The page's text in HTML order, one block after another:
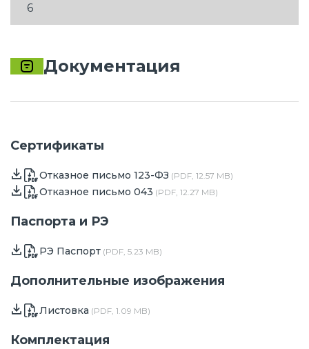
6
Документация
Сертификаты
Отказное письмо 123-ФЗ (PDF, 12.57 MB)
Отказное письмо 043 (PDF, 12.27 MB)
Паспорта и РЭ
РЭ Паспорт (PDF, 5.23 MB)
Дополнительные изображения
Листовка (PDF, 1.09 MB)
Комплектация